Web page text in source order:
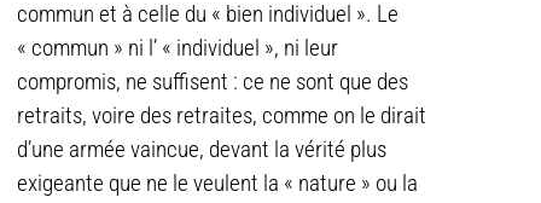
commun et à celle du « bien individuel ». Le
« commun » ni l’ « individuel », ni leur
compromis, ne suffisent : ce ne sont que des
retraits, voire des retraites, comme on le dirait
d’une armée vaincue, devant la vérité plus
exigeante que ne le veulent la « nature » ou la